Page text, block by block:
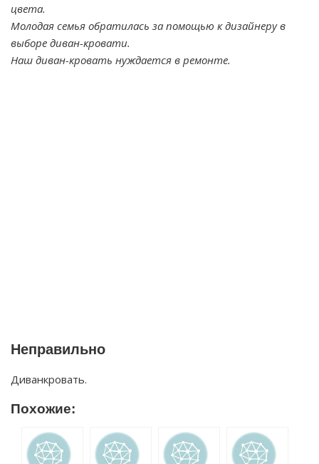
цвета.
Молодая семья обратилась за помощью к дизайнеру в
выборе диван-кровати.
Наш диван-кровать нуждается в ремонте.
Неправильно
Диванкровать.
Похожие: